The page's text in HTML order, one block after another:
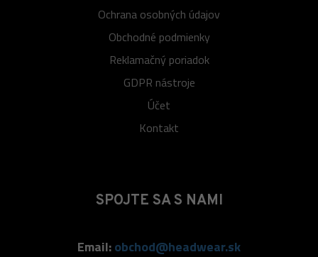
Ochrana osobných údajov
Obchodné podmienky
Reklamačný poriadok
GDPR nástroje
Účet
Kontakt
SPOJTE SA S NAMI
Email:obchod@headwear.sk